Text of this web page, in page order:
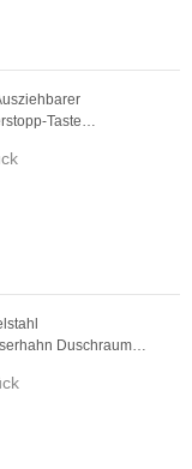
Taste
Duschraum
...